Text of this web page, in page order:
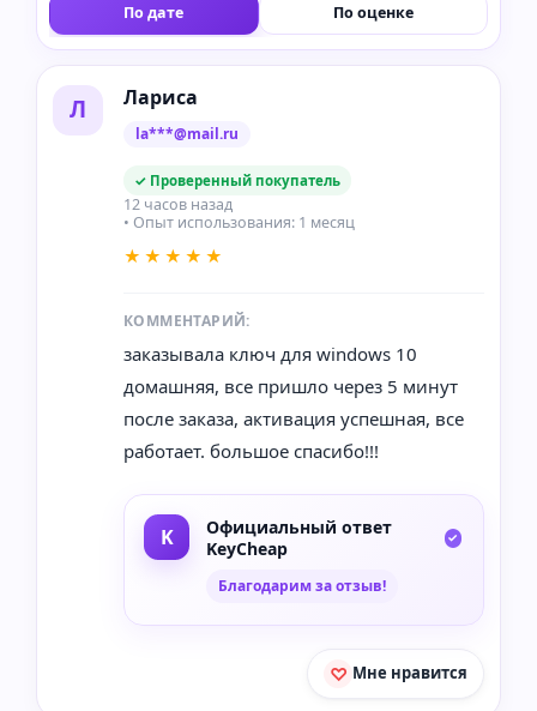
По дате По оценке
Л Лариса
la***@mail.ru
✓ Проверенный покупатель
12 часов назад
• Опыт использования: 1 месяц
★★★★★
КОММЕНТАРИЙ:
заказывала ключ для windows 10
домашняя, все пришло через 5 минут
после заказа, активация успешная, все
работает. большое спасибо!!!
Официальный ответ
KeyCheap
Благодарим за отзыв!
Мне нравится